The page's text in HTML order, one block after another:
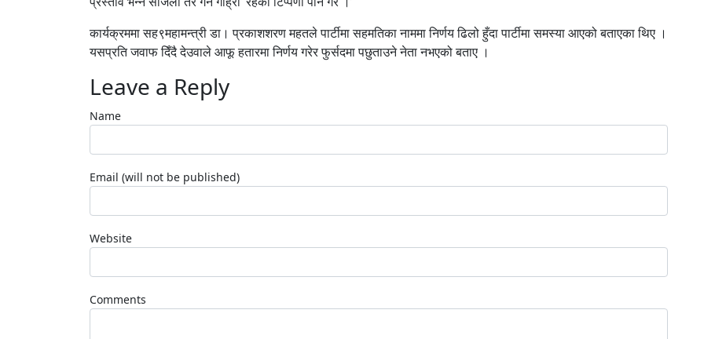
कार्यक्रममा सह९महामन्त्री डा। प्रकाशशरण महतले पार्टीमा सहमतिका नाममा निर्णय ढिलो हुँदा पार्टीमा समस्या आएको बताएका थिए ।
यसप्रति जवाफ दिँदै देउवाले आफू हतारमा निर्णय गरेर फुर्सदमा पछुताउने नेता नभएको बताए ।
Leave a Reply
Name
Email (will not be published)
Website
Comments